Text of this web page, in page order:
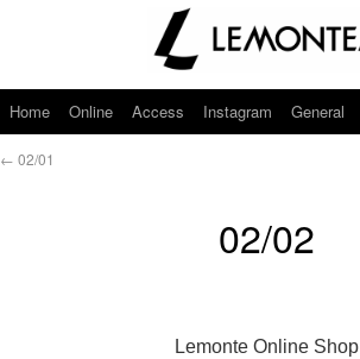
Home Online Access Instagram General
← 02/01
02/02
Lemonte Online Shop